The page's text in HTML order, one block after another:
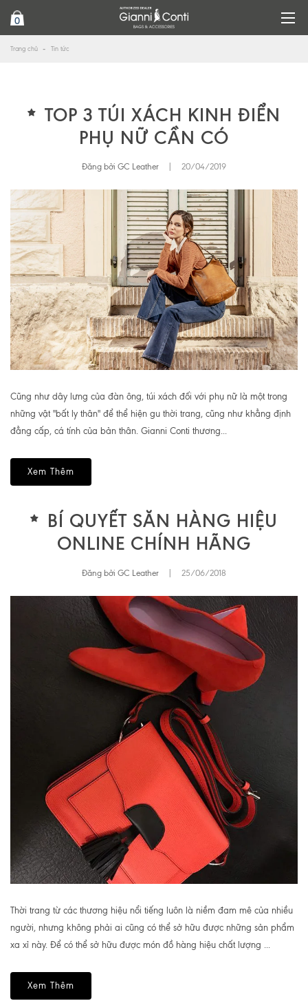
0
Trang chủ Tin tức
TOP 3 TÚI XÁCH KINH ĐIỂN
PHỤ NỮ CẦN CÓ
Đăng bởi GC Leather 20/04/2019
Cũng như dây lưng của đàn ông, túi xách đối với phụ nữ là một trong
những vật "bất ly thân" để thể hiện gu thời trang, cũng như khẳng định
đẳng cấp, cá tính của bản thân. Gianni Conti thương...
Xem Thêm
BÍ QUYẾT SĂN HÀNG HIỆU
ONLINE CHÍNH HÃNG
Đăng bởi GC Leather 25/06/2018
Thời trang từ các thương hiệu nổi tiếng luôn là niềm đam mê của nhiều
người, nhưng không phải ai cũng có thể sở hữu được những sản phẩm
xa xỉ này. Để có thể sở hữu được món đồ hàng hiệu chất lượng ...
Xem Thêm